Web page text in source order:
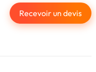
Recevoir un devis